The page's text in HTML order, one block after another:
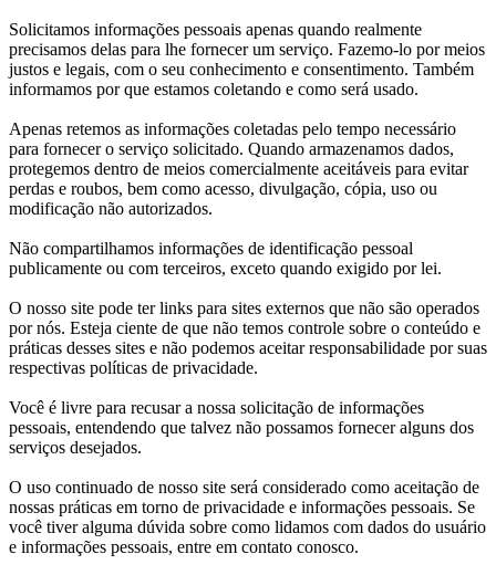
Solicitamos informações pessoais apenas quando realmente
precisamos delas para lhe fornecer um serviço. Fazemo-lo por meios
justos e legais, com o seu conhecimento e consentimento. Também
informamos por que estamos coletando e como será usado.
Apenas retemos as informações coletadas pelo tempo necessário
para fornecer o serviço solicitado. Quando armazenamos dados,
protegemos dentro de meios comercialmente aceitáveis ​​para evitar
perdas e roubos, bem como acesso, divulgação, cópia, uso ou
modificação não autorizados.
Não compartilhamos informações de identificação pessoal
publicamente ou com terceiros, exceto quando exigido por lei.
O nosso site pode ter links para sites externos que não são operados
por nós. Esteja ciente de que não temos controle sobre o conteúdo e
práticas desses sites e não podemos aceitar responsabilidade por suas
respectivas políticas de privacidade.
Você é livre para recusar a nossa solicitação de informações
pessoais, entendendo que talvez não possamos fornecer alguns dos
serviços desejados.
O uso continuado de nosso site será considerado como aceitação de
nossas práticas em torno de privacidade e informações pessoais. Se
você tiver alguma dúvida sobre como lidamos com dados do usuário
e informações pessoais, entre em contato conosco.